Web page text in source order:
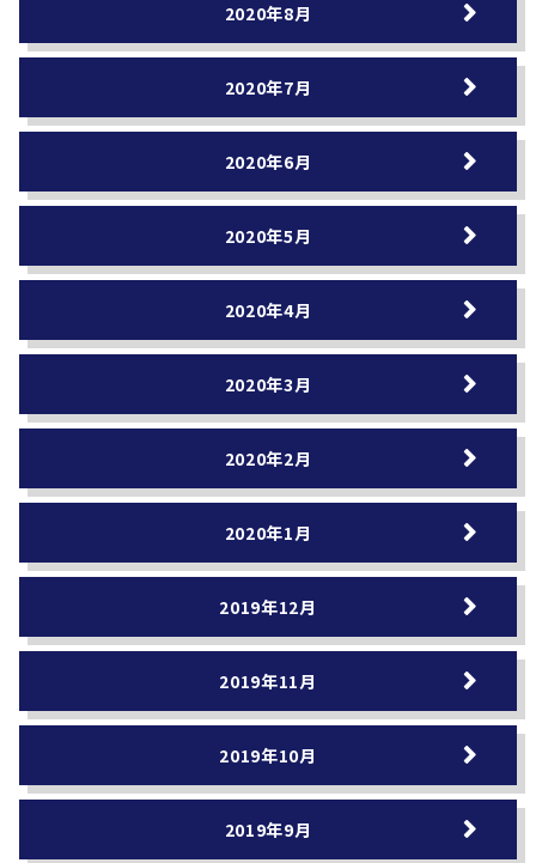
2020年8月
2020年7月
2020年6月
2020年5月
2020年4月
2020年3月
2020年2月
2020年1月
2019年12月
2019年11月
2019年10月
2019年9月